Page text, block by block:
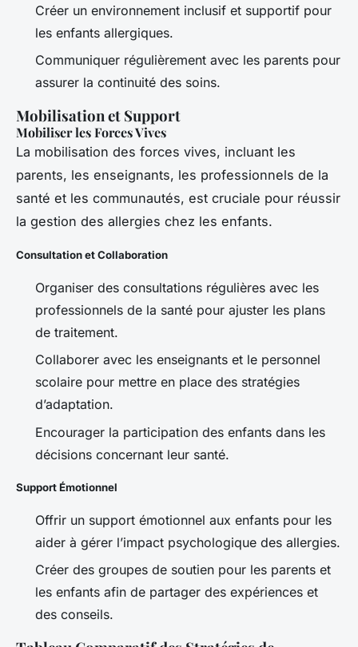
Créer un environnement inclusif et supportif pour
les enfants allergiques.
Communiquer régulièrement avec les parents pour
assurer la continuité des soins.
Mobilisation et Support
Mobiliser les Forces Vives
La mobilisation des forces vives, incluant les
parents, les enseignants, les professionnels de la
santé et les communautés, est cruciale pour réussir
la gestion des allergies chez les enfants.
Consultation et Collaboration
Organiser des consultations régulières avec les
professionnels de la santé pour ajuster les plans
de traitement.
Collaborer avec les enseignants et le personnel
scolaire pour mettre en place des stratégies
d’adaptation.
Encourager la participation des enfants dans les
décisions concernant leur santé.
Support Émotionnel
Offrir un support émotionnel aux enfants pour les
aider à gérer l’impact psychologique des allergies.
Créer des groupes de soutien pour les parents et
les enfants afin de partager des expériences et
des conseils.